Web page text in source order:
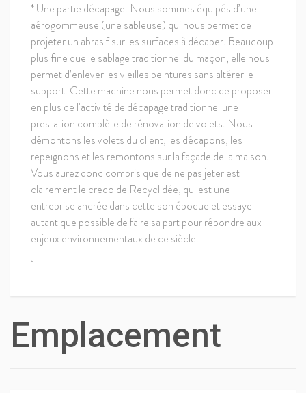
* Une partie décapage. Nous sommes équipés d’une
aérogommeuse (une sableuse) qui nous permet de
projeter un abrasif sur les surfaces à décaper. Beaucoup
plus fine que le sablage traditionnel du maçon, elle nous
permet d’enlever les vieilles peintures sans altérer le
support. Cette machine nous permet donc de proposer
en plus de l’activité de décapage traditionnel une
prestation complète de rénovation de volets. Nous
démontons les volets du client, les décapons, les
repeignons et les remontons sur la façade de la maison.
Vous aurez donc compris que de ne pas jeter est
clairement le credo de Recyclidée, qui est une
entreprise ancrée dans cette son époque et essaye
autant que possible de faire sa part pour répondre aux
enjeux environnementaux de ce siècle.
Emplacement